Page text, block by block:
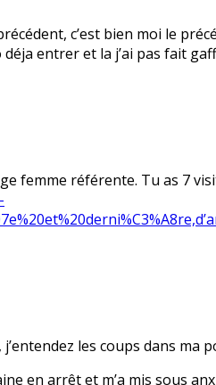
c’est bien moi le
entrer et la j’ai pas fait
femme référente. Tu as 7
les coups dans ma
en arrêt et m’a mis sous